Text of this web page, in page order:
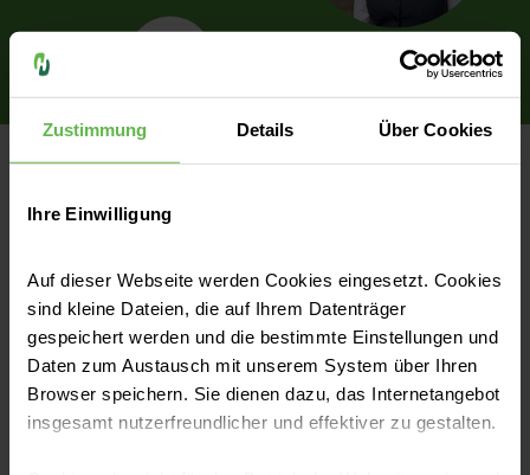
Zustimmung Details Über Cookies
Ihre Einwilligung
Auf dieser Webseite werden Cookies eingesetzt. Cookies
sind kleine Dateien, die auf Ihrem Datenträger
gespeichert werden und die bestimmte Einstellungen und
Daten zum Austausch mit unserem System über Ihren
Browser speichern. Sie dienen dazu, das Internetangebot
insgesamt nutzerfreundlicher und effektiver zu gestalten.
Da wir unterschiedliche Komfortbereiche
anbieten, erhalten Sie hier eine Übersicht zu
allen Zimmerpreisen.
Die Abrechnung der Kosten für die
Unterkunft ist über Ihre Privat- oder